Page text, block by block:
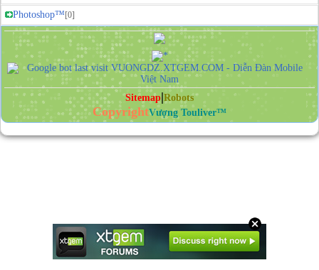
Photoshop™ [0]
Sitemap|Robots
CopyrightVượng Touliver™